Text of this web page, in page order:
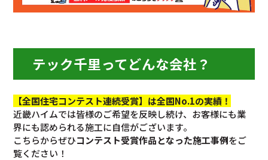
テック千里ってどんな会社？
【全国住宅コンテスト連続受賞】は全国No.1の実績！
近畿ハイムでは皆様のご希望を反映し続け、お客様にも業
界にも認められる施工に自信がございます。
こちらからぜひコンテスト受賞作品となった施工事例をご
覧ください！